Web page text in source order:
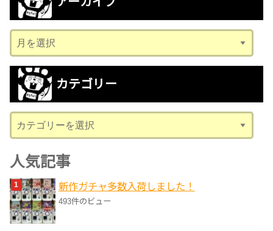
ー
カ
ブ
カテゴリー
テ
ゴ
リ
ー
人気記事
新作ガチャ多数入荷しました！
493件のビュー